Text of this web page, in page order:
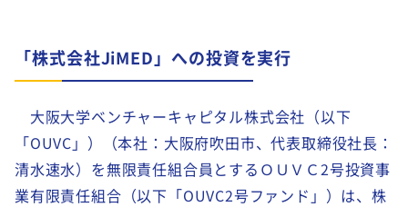
「株式会社JiMED」への投資を実行
大阪大学ベンチャーキャピタル株式会社（以下
「OUVC」）（本社：大阪府吹田市、代表取締役社長：
清水速水）を無限責任組合員とするＯＵＶＣ2号投資事
業有限責任組合（以下「OUVC2号ファンド」）は、株